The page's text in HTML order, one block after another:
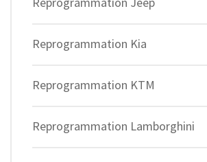
Reprogrammation Kia
Reprogrammation KTM
Reprogrammation Lamborghini